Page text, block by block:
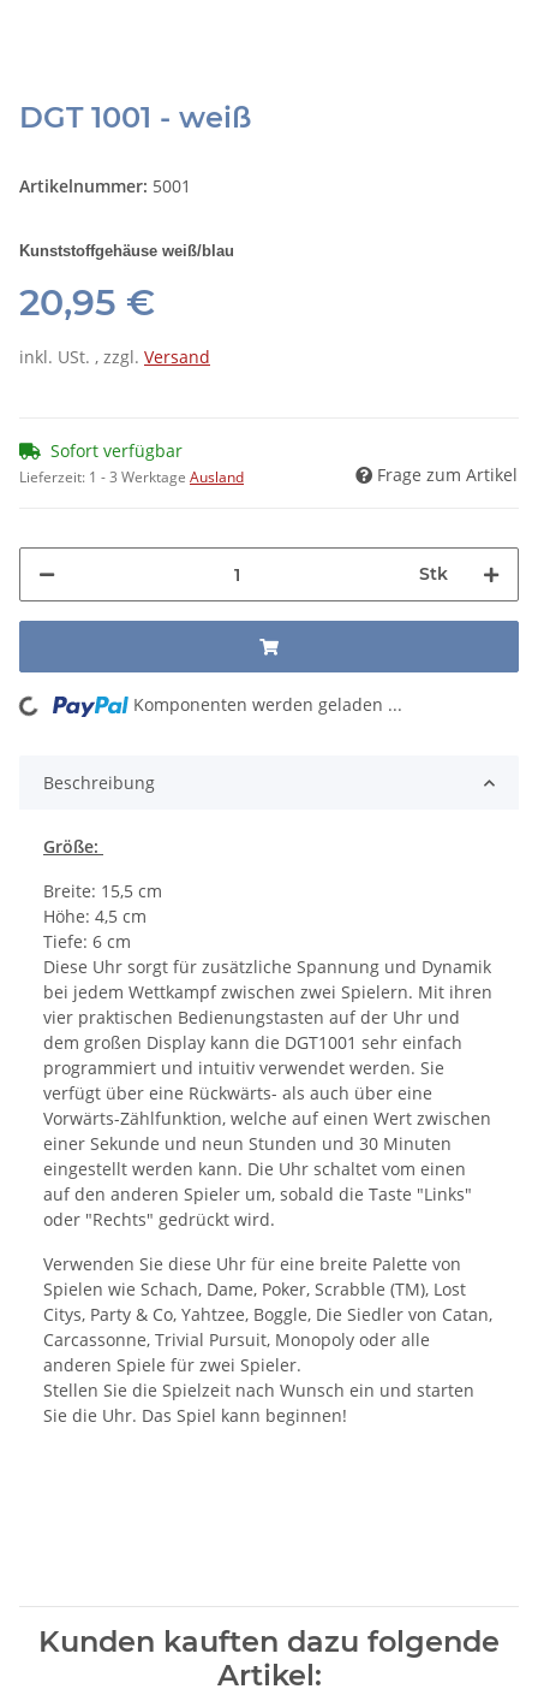
DGT 1001 - weiß
Artikelnummer: 5001
Kunststoffgehäuse weiß/blau
20,95 €
inkl. USt. , zzgl. Versand
Sofort verfügbar
Lieferzeit: 1 - 3 Werktage Ausland Frage zum Artikel
Stk
Loading... Komponenten werden geladen ...
Beschreibung
Größe:
Breite: 15,5 cm
Höhe: 4,5 cm
Tiefe: 6 cm
Diese Uhr sorgt für zusätzliche Spannung und Dynamik
bei jedem Wettkampf zwischen zwei Spielern. Mit ihren
vier praktischen Bedienungstasten auf der Uhr und
dem großen Display kann die DGT1001 sehr einfach
programmiert und intuitiv verwendet werden. Sie
verfügt über eine Rückwärts- als auch über eine
Vorwärts-Zählfunktion, welche auf einen Wert zwischen
einer Sekunde und neun Stunden und 30 Minuten
eingestellt werden kann. Die Uhr schaltet vom einen
auf den anderen Spieler um, sobald die Taste "Links"
oder "Rechts" gedrückt wird.
Verwenden Sie diese Uhr für eine breite Palette von
Spielen wie Schach, Dame, Poker, Scrabble (TM), Lost
Citys, Party & Co, Yahtzee, Boggle, Die Siedler von Catan,
Carcassonne, Trivial Pursuit, Monopoly oder alle
anderen Spiele für zwei Spieler.
Stellen Sie die Spielzeit nach Wunsch ein und starten
Sie die Uhr. Das Spiel kann beginnen!
Kunden kauften dazu folgende
Artikel: